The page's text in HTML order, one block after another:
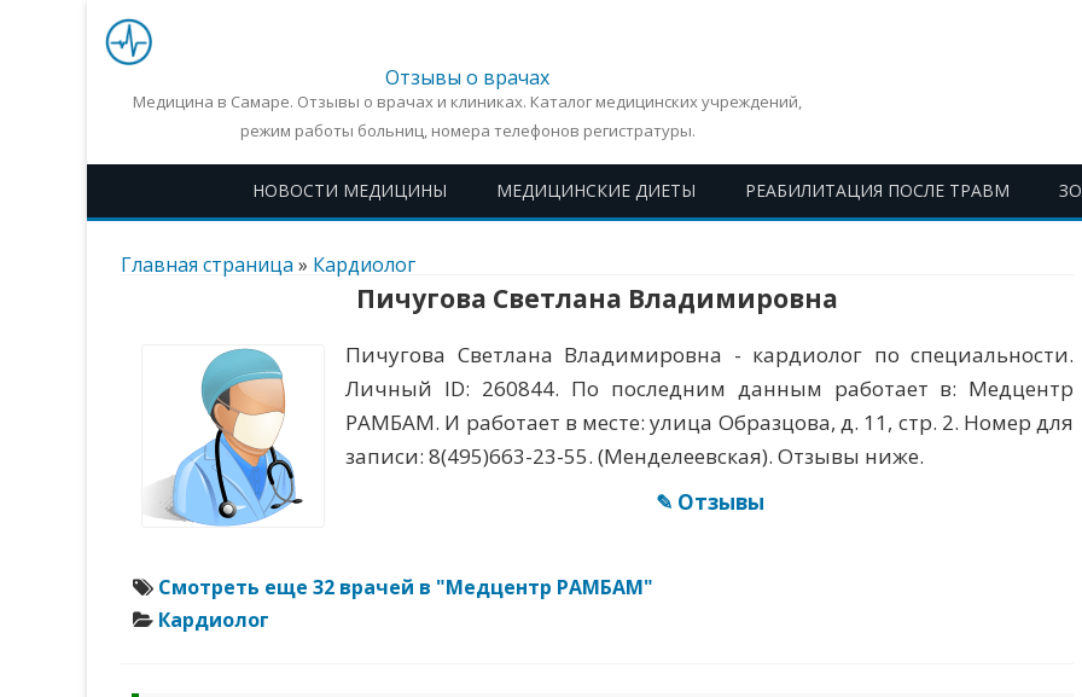
Отзывы о врачах
Медицина в Самаре. Отзывы о врачах и клиниках. Каталог медицинских учреждений,
режим работы больниц, номера телефонов регистратуры.
НОВОСТИ МЕДИЦИНЫ МЕДИЦИНСКИЕ ДИЕТЫ РЕАБИЛИТАЦИЯ ПОСЛЕ ТРАВМ
Перейти
Главная страница » Кардиолог
Пичугова Светлана Владимировна
Пичугова Светлана Владимировна - кардиолог по специальности.
Личный ID: 260844. По последним данным работает в: Медцентр
РАМБАМ. И работает в месте: улица Образцова, д. 11, стр. 2. Номер для
записи: 8(495)663-23-55. (Менделеевская). Отзывы ниже.
✎ Отзывы
Смотреть еще 32 врачей в "Медцентр РАМБАМ"
Кардиолог